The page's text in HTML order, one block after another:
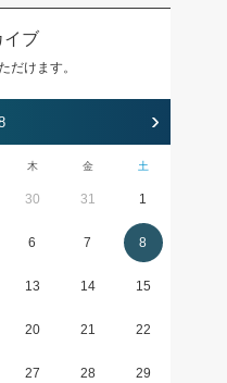
イブ
だけます。
›
木 金 土
30 31 1
6 7 8
13 14 15
20 21 22
27 28 29